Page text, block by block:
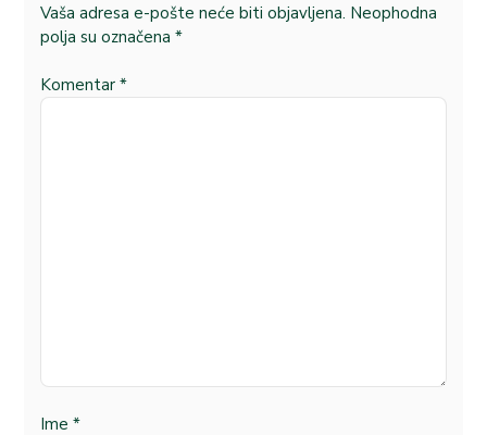
Vaša adresa e-pošte neće biti objavljena. Neophodna
polja su označena *
Komentar *
Ime *